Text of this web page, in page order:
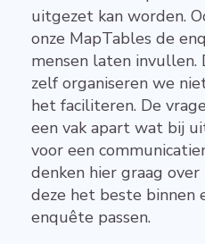
uitgezet kan worden.
onze MapTables de
mensen laten invullen.
zelf organiseren we
het faciliteren. De
een vak apart wat bij
voor een
denken hier graag
deze het beste binnen
enquête passen.